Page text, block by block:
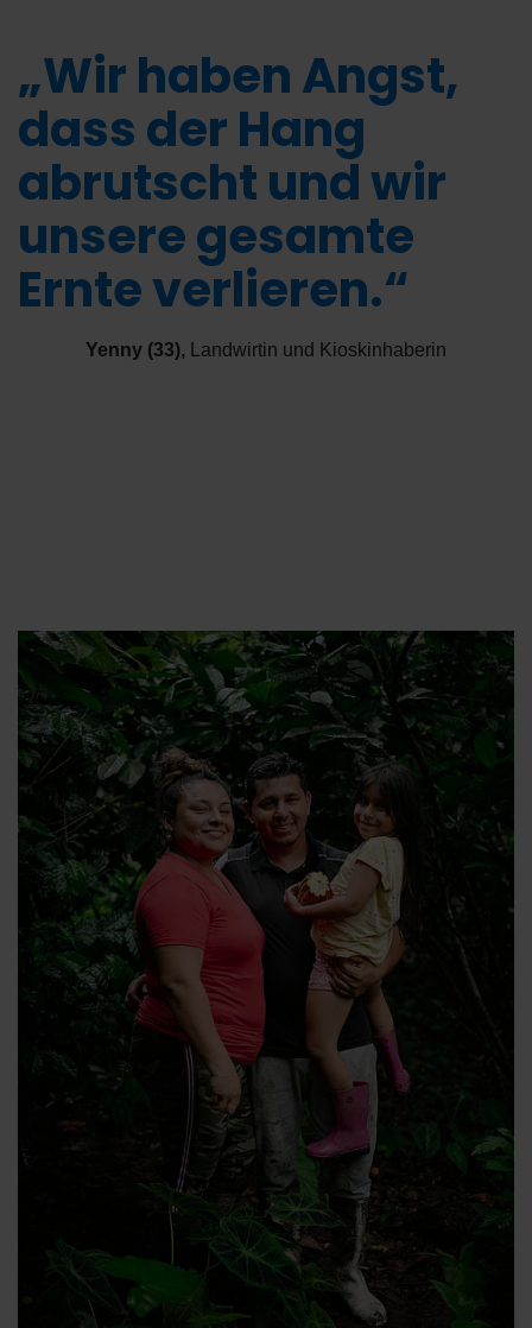
„Wir haben Angst,
dass der Hang
abrutscht und wir
unsere gesamte
Ernte verlieren.“
Yenny (33), Landwirtin und Kioskinhaberin